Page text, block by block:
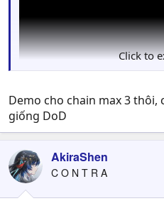
Click to
Demo cho chain max 3 thôi,
giống DoD
AkiraShen
C O N T R A